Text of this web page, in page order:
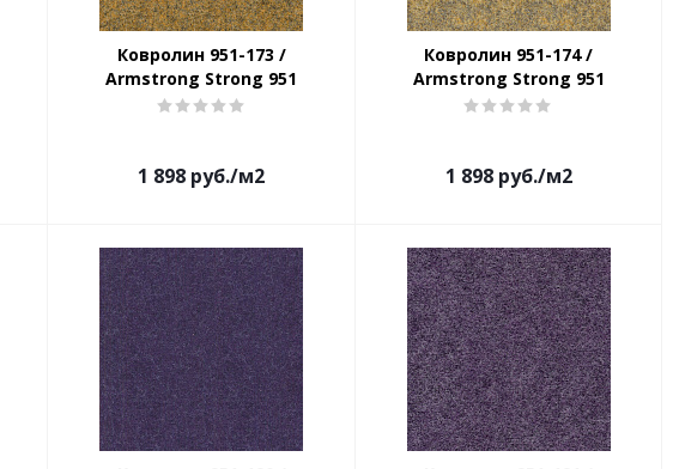
Ковролин 951-173 /
Armstrong Strong 951
1 898 руб./м2
Ковролин 951-174 /
Armstrong Strong 951
1 898руб./м2